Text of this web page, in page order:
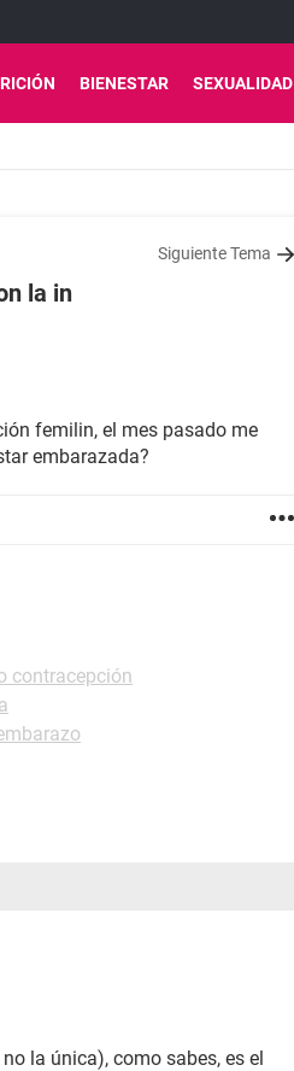
BIENESTAR SEXUALIDAD
Siguiente Tema
la in
femilin, el mes pasado me
embarazada?
contracepción
la única), como sabes, es el